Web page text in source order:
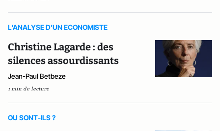
L'ANALYSE D'UN ECONOMISTE
Christine Lagarde : des
silences assourdissants
Jean-Paul Betbeze
1 min de lecture
OU SONT-ILS ?